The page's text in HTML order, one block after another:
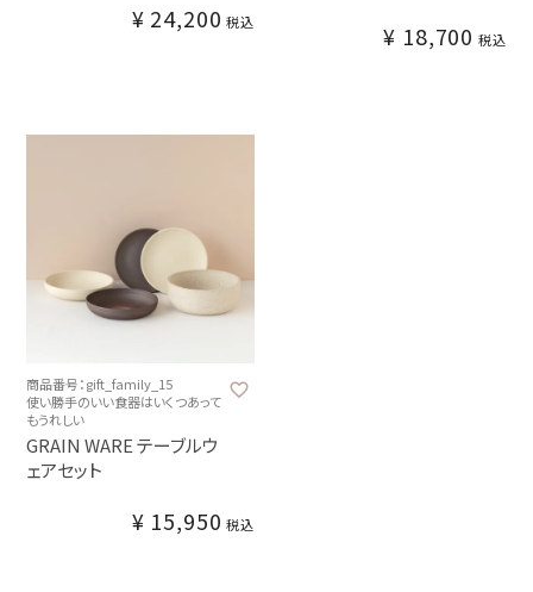
¥ 24,200 税込 ¥ 18,700 税込
商品番号：gift_family_15
使い勝手のいい食器はいくつあって
もうれしい
GRAIN WARE テーブルウ
ェアセット
¥ 15,950 税込